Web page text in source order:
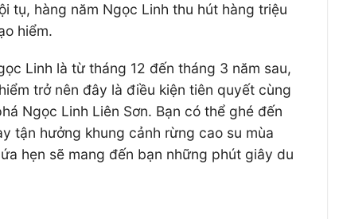
tụ, hàng năm Ngọc Linh thu hút hàng triệu
hiểm.
Linh là từ tháng 12 đến tháng 3 năm sau,
trở nên đây là điều kiện tiên quyết cùng
Ngọc Linh Liên Sơn. Bạn có thể ghé đến
tận hưởng khung cảnh rừng cao su mùa
hẹn sẽ mang đến bạn những phút giây du